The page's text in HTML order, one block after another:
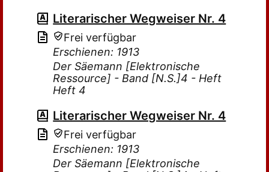
Literarischer Wegweiser Nr. 4
Frei verfügbar
Erschienen: 1913
Der Säemann [Elektronische
Ressource] - Band [N.S.]4 - Heft
Heft 4
Literarischer Wegweiser Nr. 4
Frei verfügbar
Erschienen: 1913
Der Säemann [Elektronische